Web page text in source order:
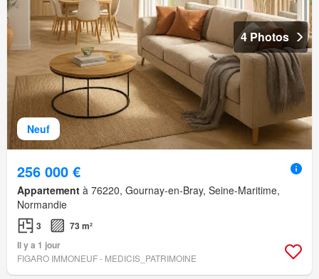
Neuf
4 Photos
256 000 €
Appartement à 76220, Gournay-en-Bray, Seine-Maritime,
Normandie
3
73 m²
Il y a 1 jour
FIGARO IMMONEUF - MEDICIS_PATRIMOINE